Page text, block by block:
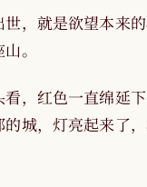
，就是欲望本来的
。
，红色一直绵延
城，灯亮起来了，